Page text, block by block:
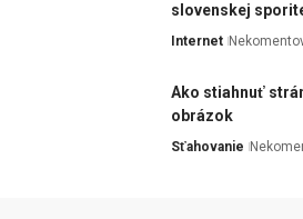
slovenskej
Internet
Ako stiahnuť
obrázok
Sťahovanie